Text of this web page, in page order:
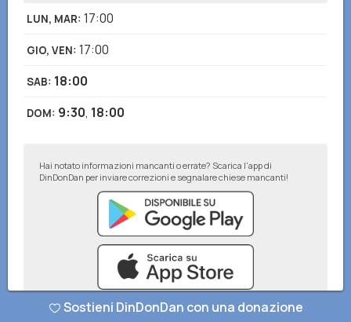
LUN, MAR: 17:00
GIO, VEN: 17:00
SAB: 18:00
DOM: 9:30, 18:00
Hai notato informazioni mancanti o errate? Scarica l'app di
DinDonDan per inviare correzioni e segnalare chiese mancanti!
Sostieni DinDonDan con una donazione